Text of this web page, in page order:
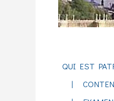
QUI EST